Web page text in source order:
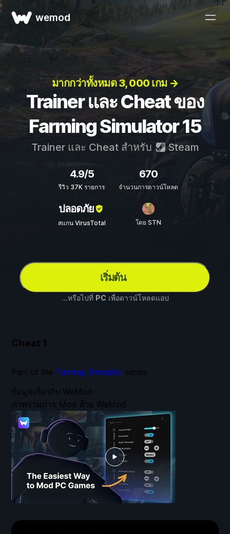
wemod
มากกว่าทั้งหมด 3, 000 เกม →
Trainer และ Cheat ของ
Farming Simulator 15
Trainer และ Cheat สำหรับ Steam
4.9/5
รีวิว 37K รายการ
670
จำนวนการดาวน์โหลด
ปลอดภัย
สแกน VirusTotal โดย STN
เริ่มต้น
...หรือไปที่ PC เพื่อดาวน์โหลดแอป
Cheat 1
ข้อมูลเกี่ยวกับ WeMod
ภาพรวมการ Mod ด้วย WeMod
Part of the Farming Simulator series